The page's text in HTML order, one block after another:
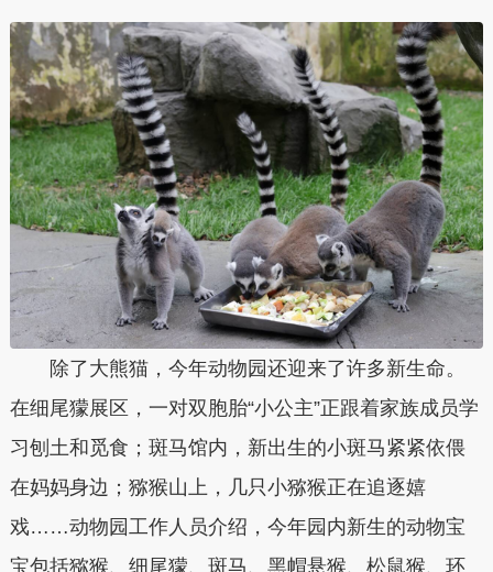
除了大熊猫，今年动物园还迎来了许多新生命。
在细尾獴展区，一对双胞胎“小公主”正跟着家族成员学
习刨土和觅食；斑马馆内，新出生的小斑马紧紧依偎
在妈妈身边；猕猴山上，几只小猕猴正在追逐嬉
戏……动物园工作人员介绍，今年园内新生的动物宝
宝包括猕猴、细尾獴、斑马、黑帽悬猴、松鼠猴、环